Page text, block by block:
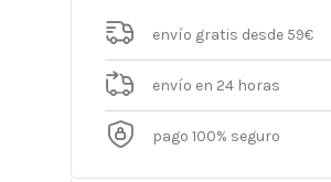
envío gratis desde 59€
envío en 24 horas
pago 100% seguro